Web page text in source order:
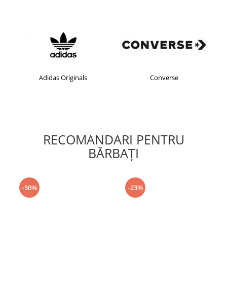
Adidas Originals Converse
RECOMANDARI PENTRU
BĂRBAŢI
-50% -23%